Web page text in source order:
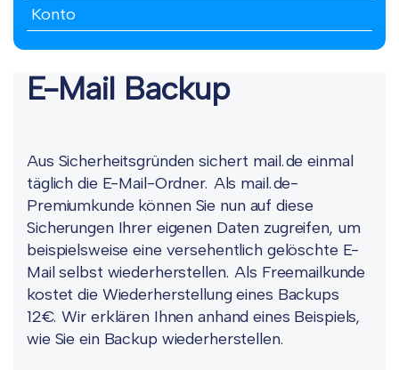
Konto
E-Mail Backup
Aus Sicherheitsgründen sichert mail.de einmal
täglich die E-Mail-Ordner. Als mail.de-
Premiumkunde können Sie nun auf diese
Sicherungen Ihrer eigenen Daten zugreifen, um
beispielsweise eine versehentlich gelöschte E-
Mail selbst wiederherstellen. Als Freemailkunde
kostet die Wiederherstellung eines Backups
12€. Wir erklären Ihnen anhand eines Beispiels,
wie Sie ein Backup wiederherstellen.